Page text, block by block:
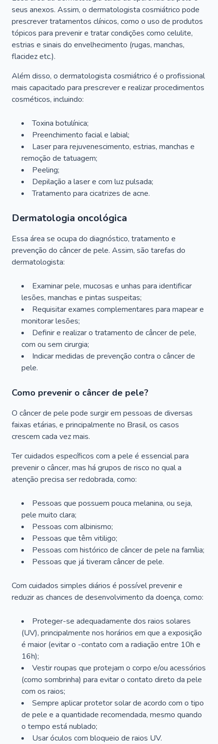
seus anexos. Assim, o dermatologista cosmiátrico pode
prescrever tratamentos clínicos, como o uso de produtos
tópicos para prevenir e tratar condições como celulite,
estrias e sinais do envelhecimento (rugas, manchas,
flacidez etc.).
Além disso, o dermatologista cosmiátrico é o profissional
mais capacitado para prescrever e realizar procedimentos
cosméticos, incluindo:
Toxina botulínica;
Preenchimento facial e labial;
Laser para rejuvenescimento, estrias, manchas e
remoção de tatuagem;
Peeling;
Depilação a laser e com luz pulsada;
Tratamento para cicatrizes de acne.
Dermatologia oncológica
Essa área se ocupa do diagnóstico, tratamento e
prevenção do câncer de pele. Assim, são tarefas do
dermatologista:
Examinar pele, mucosas e unhas para identificar
lesões, manchas e pintas suspeitas;
Requisitar exames complementares para mapear e
monitorar lesões;
Definir e realizar o tratamento de câncer de pele,
com ou sem cirurgia;
Indicar medidas de prevenção contra o câncer de
pele.
Como prevenir o câncer de pele?
O câncer de pele pode surgir em pessoas de diversas
faixas etárias, e principalmente no Brasil, os casos
crescem cada vez mais.
Ter cuidados específicos com a pele é essencial para
prevenir o câncer, mas há grupos de risco no qual a
atenção precisa ser redobrada, como:
Pessoas que possuem pouca melanina, ou seja,
pele muito clara;
Pessoas com albinismo;
Pessoas que têm vitiligo;
Pessoas com histórico de câncer de pele na família;
Pessoas que já tiveram câncer de pele.
Com cuidados simples diários é possível prevenir e
reduzir as chances de desenvolvimento da doença, como:
Proteger-se adequadamente dos raios solares
(UV), principalmente nos horários em que a exposição
é maior (evitar o -contato com a radiação entre 10h e
16h);
Vestir roupas que protejam o corpo e/ou acessórios
(como sombrinha) para evitar o contato direto da pele
com os raios;
Sempre aplicar protetor solar de acordo com o tipo
de pele e a quantidade recomendada, mesmo quando
o tempo está nublado;
Usar óculos com bloqueio de raios UV.